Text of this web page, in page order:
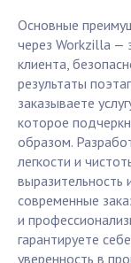
Основные
через Workzilla —
клиента,
результаты
заказываете
которое
образом.
легкости и
выразительность
современные
и
гарантируете
уверенность в